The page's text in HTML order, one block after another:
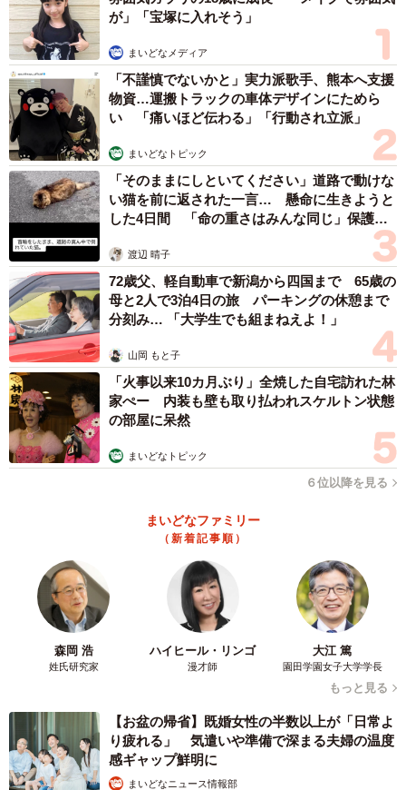
が」「宝塚に入れそう」
まいどなメディア
「不謹慎でないかと」実力派歌手、熊本へ支援
物資…運搬トラックの車体デザインにためら
い 「痛いほど伝わる」「行動され立派」
まいどなトピック
「そのままにしといてください」道路で動けな
い猫を前に返された一言… 懸命に生きようと
した4日間 「命の重さはみんな同じ」保護団
渡辺 晴子
72歳父、軽自動車で新潟から四国まで 65歳の
母と2人で3泊4日の旅 パーキングの休憩まで
分刻み… 「大学生でも組まねえよ！」
山岡 もと子
「火事以来10カ月ぶり」全焼した自宅訪れた林
家ぺー 内装も壁も取り払われスケルトン状態
の部屋に呆然
まいどなトピック
６位以降を見る
まいどなファミリー
（新着記事順）
森岡 浩
姓氏研究家
ハイヒール・リンゴ
漫才師
大江 篤
園田学園女子大学学長
もっと見る
【お盆の帰省】既婚女性の半数以上が「日常よ
り疲れる」 気遣いや準備で深まる夫婦の温度
感ギャップ鮮明に
まいどなニュース情報部